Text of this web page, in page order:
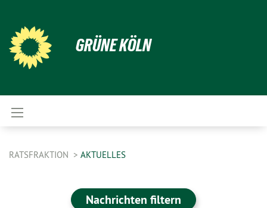
GRÜNE KÖLN
RATSFRAKTION AKTUELLES
Nachrichten filtern